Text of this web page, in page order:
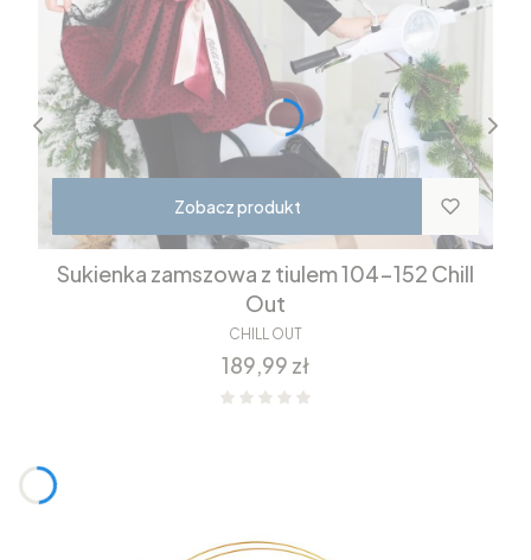
Zobacz produkt
Sukienka zamszowa z tiulem 104-152 Chill
Out
CHILL OUT
Cena
189,99 zł